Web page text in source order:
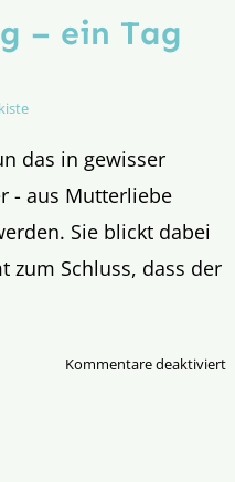
– ein Tag
das in gewisser
- aus Mutterliebe
Sie blickt dabei
zum Schluss, dass der
Kommentare deaktiviertfür